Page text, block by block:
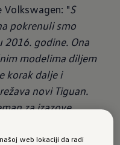
Volkswagen: "S
pokrenuli smo
2016. godine. Ona
modelima diljem
korak dalje i
novi Tiguan.
za izazove
web lokaciji da radi